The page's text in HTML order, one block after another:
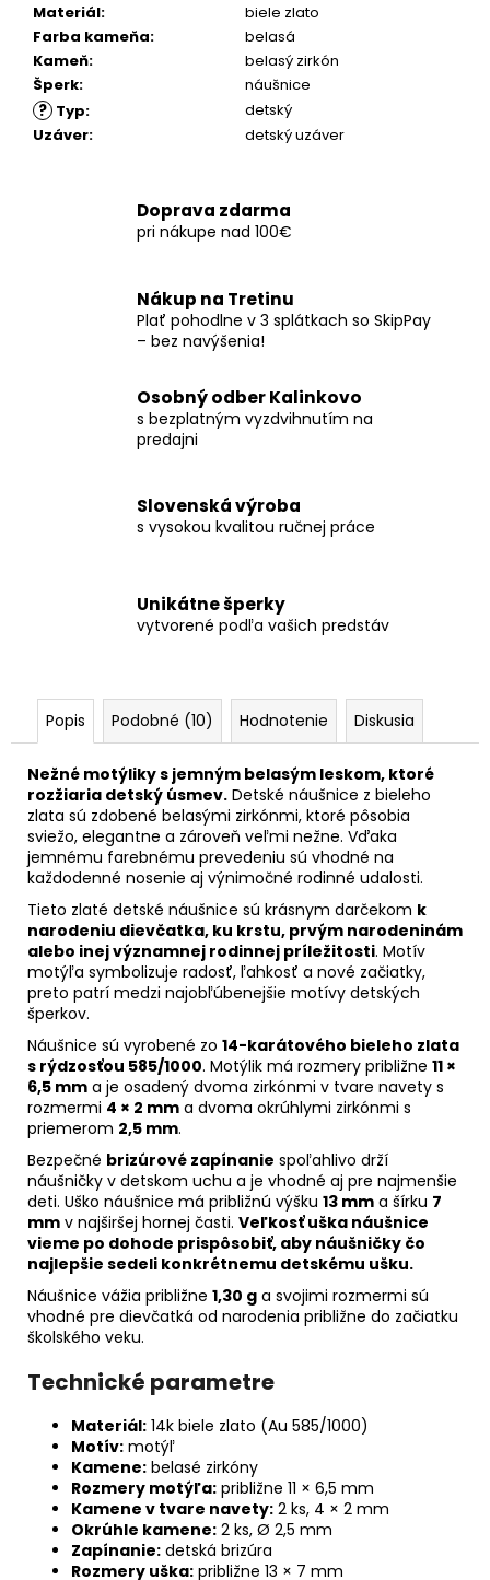
Materiál:
biele zlato
Farba kameňa:
belasá
Kameň:
belasý zirkón
Šperk: náušnice
? Typ:
detský
Uzáver: detský uzáver
Doprava zdarma
pri nákupe nad 100€
Nákup na Tretinu
Plať pohodlne v 3 splátkach so SkipPay
– bez navýšenia!
Osobný odber Kalinkovo
s bezplatným vyzdvihnutím na
predajni
Slovenská výroba
s vysokou kvalitou ručnej práce
Unikátne šperky
vytvorené podľa vašich predstáv
Popis Podobné (10) Hodnotenie Diskusia
Nežné motýliky s jemným belasým leskom, ktoré
rozžiaria detský úsmev. Detské náušnice z bieleho
zlata sú zdobené belasými zirkónmi, ktoré pôsobia
sviežo, elegantne a zároveň veľmi nežne. Vďaka
jemnému farebnému prevedeniu sú vhodné na
každodenné nosenie aj výnimočné rodinné udalosti.
Tieto zlaté detské náušnice sú krásnym darčekom k
narodeniu dievčatka, ku krstu, prvým narodeninám
alebo inej významnej rodinnej príležitosti. Motív
motýľa symbolizuje radosť, ľahkosť a nové začiatky,
preto patrí medzi najobľúbenejšie motívy detských
šperkov.
Náušnice sú vyrobené zo 14-karátového bieleho zlata
s rýdzosťou 585/1000. Motýlik má rozmery približne 11 ×
6,5 mm a je osadený dvoma zirkónmi v tvare navety s
rozmermi 4 × 2 mm a dvoma okrúhlymi zirkónmi s
priemerom 2,5 mm.
Bezpečné brizúrové zapínanie spoľahlivo drží
náušničky v detskom uchu a je vhodné aj pre najmenšie
deti. Uško náušnice má približnú výšku 13 mm a šírku 7
mm v najširšej hornej časti. Veľkosť uška náušnice
vieme po dohode prispôsobiť, aby náušničky čo
najlepšie sedeli konkrétnemu detskému ušku.
Náušnice vážia približne 1,30 g a svojimi rozmermi sú
vhodné pre dievčatká od narodenia približne do začiatku
školského veku.
Technické parametre
Materiál: 14k biele zlato (Au 585/1000)
Motív: motýľ
Kamene: belasé zirkóny
Rozmery motýľa: približne 11 × 6,5 mm
Kamene v tvare navety: 2 ks, 4 × 2 mm
Okrúhle kamene: 2 ks, Ø 2,5 mm
Zapínanie: detská brizúra
Rozmery uška: približne 13 × 7 mm